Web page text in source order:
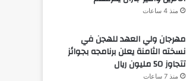
منذ 4 ساعات
مهرجان ولي العهد للهجن في
نسخته الثامنة يعلن برنامجه بجوائز
تتجاوز 50 مليون ريال
منذ 7 ساعات